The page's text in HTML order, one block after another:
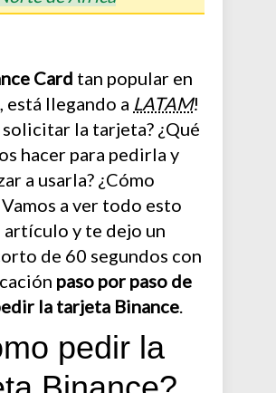
Card tan popular en
está llegando a LATAM!
solicitar la tarjeta? ¿Qué
hacer para pedirla y
a usarla? ¿Cómo
Vamos a ver todo esto
artículo y te dejo un
de 60 segundos con
paso por paso de
la tarjeta Binance.
pedir la